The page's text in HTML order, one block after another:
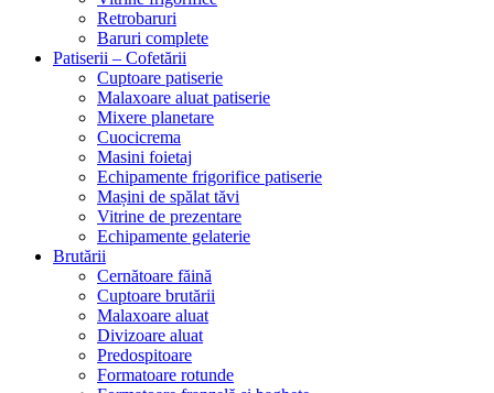
Retrobaruri
Baruri complete
Patiserii – Cofetării
Cuptoare patiserie
Malaxoare aluat patiserie
Mixere planetare
Cuocicrema
Masini foietaj
Echipamente frigorifice patiserie
Mașini de spălat tăvi
Vitrine de prezentare
Echipamente gelaterie
Brutării
Cernătoare făină
Cuptoare brutării
Malaxoare aluat
Divizoare aluat
Predospitoare
Formatoare rotunde